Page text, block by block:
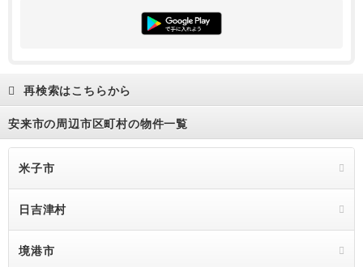
再検索はこちらから
安来市の周辺市区町村の物件一覧
米子市
日吉津村
境港市